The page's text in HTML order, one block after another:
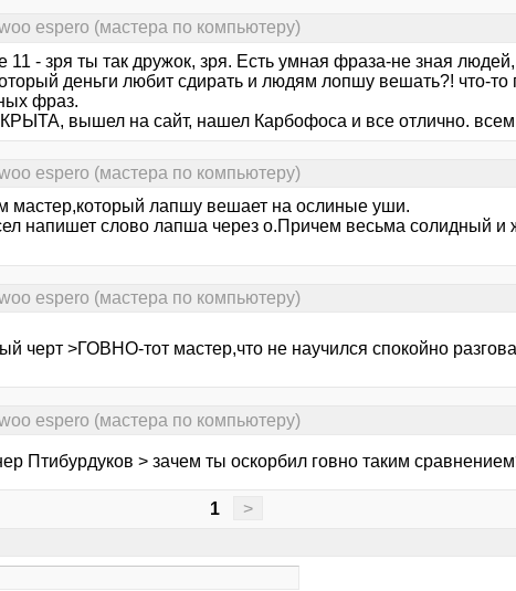
espero (мастера по компьютеру)
11 - зря ты так дружок, зря. Есть умная фраза-не зная
деньги любит сдирать и людям лопшу вешать?! что-то
фраз.
вышел на сайт, нашел Карбофоса и все отлично. всем
espero (мастера по компьютеру)
мастер,который лапшу вешает на ослиные уши.
напишет слово лапша через о.Причем весьма солидный
espero (мастера по компьютеру)
черт >ГОВНО-тот мастер,что не научился спокойно
espero (мастера по компьютеру)
Птибурдуков > зачем ты оскорбил говно таким
1 >